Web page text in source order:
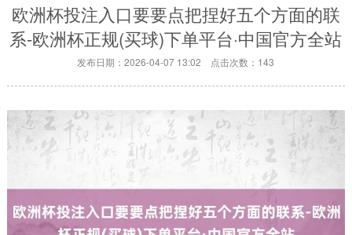
欧洲杯投注入口要要点把捏好五个方面的联
系-欧洲杯正规(买球)下单平台·中国官方全站
发布日期：2026-04-07 13:02 点击次数：143